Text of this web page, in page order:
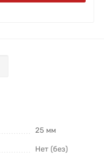
25 мм
Нет (без)